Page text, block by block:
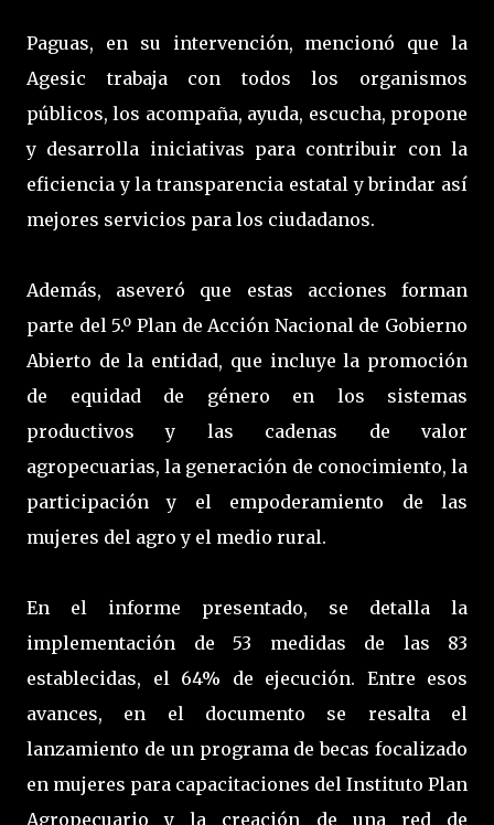
Paguas, en su intervención, mencionó que la
Agesic trabaja con todos los organismos
públicos, los acompaña, ayuda, escucha, propone
y desarrolla iniciativas para contribuir con la
eficiencia y la transparencia estatal y brindar así
mejores servicios para los ciudadanos.
Además, aseveró que estas acciones forman
parte del 5.º Plan de Acción Nacional de Gobierno
Abierto de la entidad, que incluye la promoción
de equidad de género en los sistemas
productivos y las cadenas de valor
agropecuarias, la generación de conocimiento, la
participación y el empoderamiento de las
mujeres del agro y el medio rural.
En el informe presentado, se detalla la
implementación de 53 medidas de las 83
establecidas, el 64% de ejecución. Entre esos
avances, en el documento se resalta el
lanzamiento de un programa de becas focalizado
en mujeres para capacitaciones del Instituto Plan
Agropecuario y la creación de una red de